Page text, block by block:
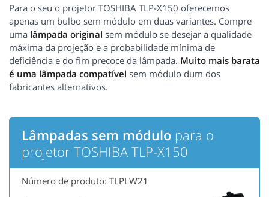
Para o seu o projetor TOSHIBA TLP-X150 oferecemos
apenas um bulbo sem módulo em duas variantes. Compre
uma lâmpada original sem módulo se desejar a qualidade
máxima da projeção e a probabilidade mínima de
deficiência e do fim precoce da lâmpada. Muito mais barata
é uma lâmpada compatível sem módulo dum dos
fabricantes alternativos.
Lâmpadas sem módulo para o
projetor TOSHIBA TLP-X150
Número de produto: TLPLW21